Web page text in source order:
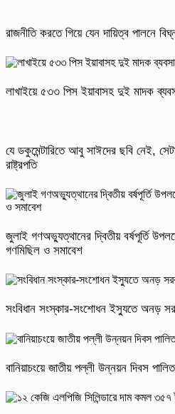
রাজনীতি করতে গিয়ে যেন দায়িত্ব পালনে
লাখাইয়ে ৫৩৩ পিস ইয়াবাসহ দুই মাদক
যে ডকুমেন্টারিতে আবু সাঈদের ছবি নেই,
রাষ্ট্রপতি
জুলাই গণঅভ্যুত্থানের দ্বিতীয় বর্ষপূর্তি
গণমিছিল ও সমাবেশ
সংবিধান সংস্কার-সংশোধন ইস্যুতে অনড়
বানিয়াচংয়ে জাতীয় পল্লী উন্নয়ন দিবস পালিত